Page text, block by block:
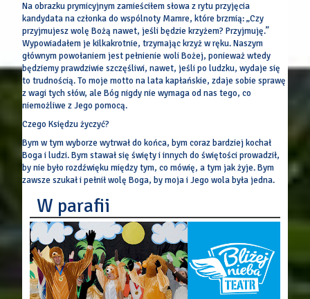
Na obrazku prymicyjnym zamieściłem słowa z rytu przyjęcia
kandydata na członka do wspólnoty Mamre, które brzmią: „Czy
przyjmujesz wolę Bożą nawet, jeśli będzie krzyżem? Przyjmuję.”
Wypowiadałem je kilkakrotnie, trzymając krzyż w ręku. Naszym
głównym powołaniem jest pełnienie woli Bożej, ponieważ wtedy
będziemy prawdziwie szczęśliwi, nawet, jeśli po ludzku, wydaje się
to trudnością. To moje motto na lata kapłańskie, zdaje sobie sprawę
z wagi tych słów, ale Bóg nigdy nie wymaga od nas tego, co
niemożliwe z Jego pomocą.
Czego Księdzu życzyć?
Bym w tym wyborze wytrwał do końca, bym coraz bardziej kochał
Boga i ludzi. Bym stawał się święty i innych do świętości prowadził,
by nie było rozdźwięku między tym, co mówię, a tym jak żyje. Bym
zawsze szukał i pełnił wolę Boga, by moja i Jego wola była jedna.
W parafii